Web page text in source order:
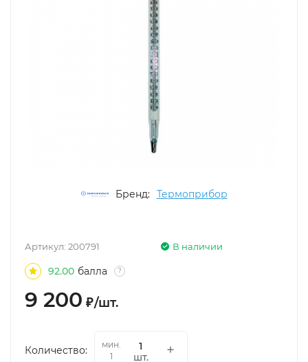
Бренд: Термоприбор
В наличии
Артикул: 200791
92.00 балла ?
9 200 ₽/шт.
Количество:
мин.
1
шт.